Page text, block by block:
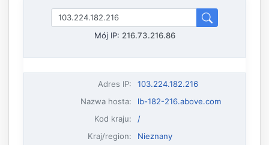
Mój IP: 216.73.216.86
Adres IP:
103.224.182.216
Nazwa hosta:
lb-182-216.above.com
Kod kraju:
/
Kraj/region:
Nieznany